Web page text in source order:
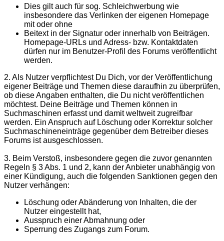
Dies gilt auch für sog. Schleichwerbung wie
insbesondere das Verlinken der eigenen Homepage
mit oder ohne
Beitext in der Signatur oder innerhalb von Beiträgen.
Homepage-URLs und Adress- bzw. Kontaktdaten
dürfen nur im Benutzer-Profil des Forums veröffentlicht
werden.
2. Als Nutzer verpflichtest Du Dich, vor der Veröffentlichung
eigener Beiträge und Themen diese daraufhin zu überprüfen,
ob diese Angaben enthalten, die Du nicht veröffentlichen
möchtest. Deine Beiträge und Themen können in
Suchmaschinen erfasst und damit weltweit zugreifbar
werden. Ein Anspruch auf Löschung oder Korrektur solcher
Suchmaschineneinträge gegenüber dem Betreiber dieses
Forums ist ausgeschlossen.
3. Beim Verstoß, insbesondere gegen die zuvor genannten
Regeln § 3 Abs. 1 und 2, kann der Anbieter unabhängig von
einer Kündigung, auch die folgenden Sanktionen gegen den
Nutzer verhängen:
Löschung oder Abänderung von Inhalten, die der
Nutzer eingestellt hat,
Ausspruch einer Abmahnung oder
Sperrung des Zugangs zum Forum.